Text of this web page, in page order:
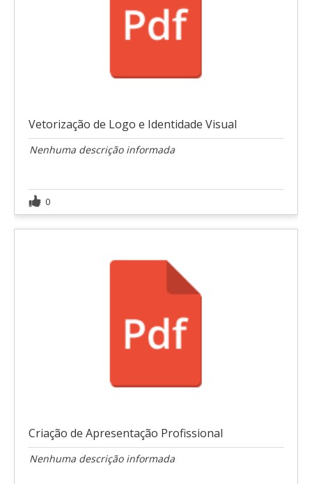
Vetorização de Logo e Identidade Visual
Nenhuma descrição informada
0
Criação de Apresentação Profissional
Nenhuma descrição informada